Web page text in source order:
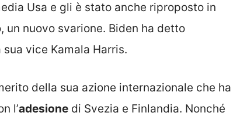
Usa e gli è stato anche riproposto in
nuovo svarione. Biden ha detto
sua vice Kamala Harris.
della sua azione internazionale che ha
l’adesione di Svezia e Finlandia. Nonché